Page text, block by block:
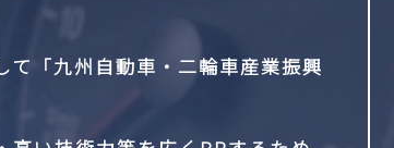
「九州自動車・二輪車産業振興